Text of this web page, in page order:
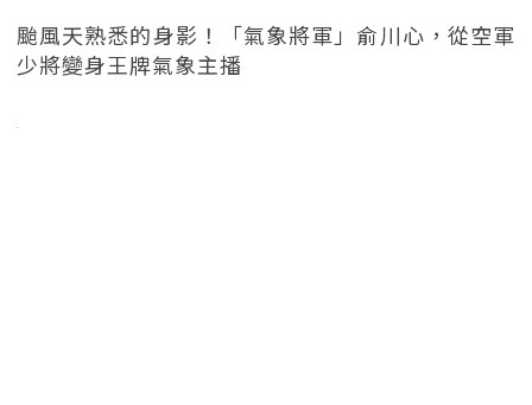
颱風天熟悉的身影！「氣象將軍」俞川心，從空軍
少將變身王牌氣象主播